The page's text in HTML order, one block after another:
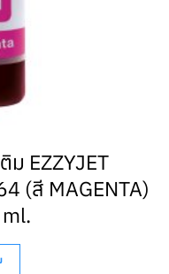
ม EZZYJET
(สี MAGENTA)